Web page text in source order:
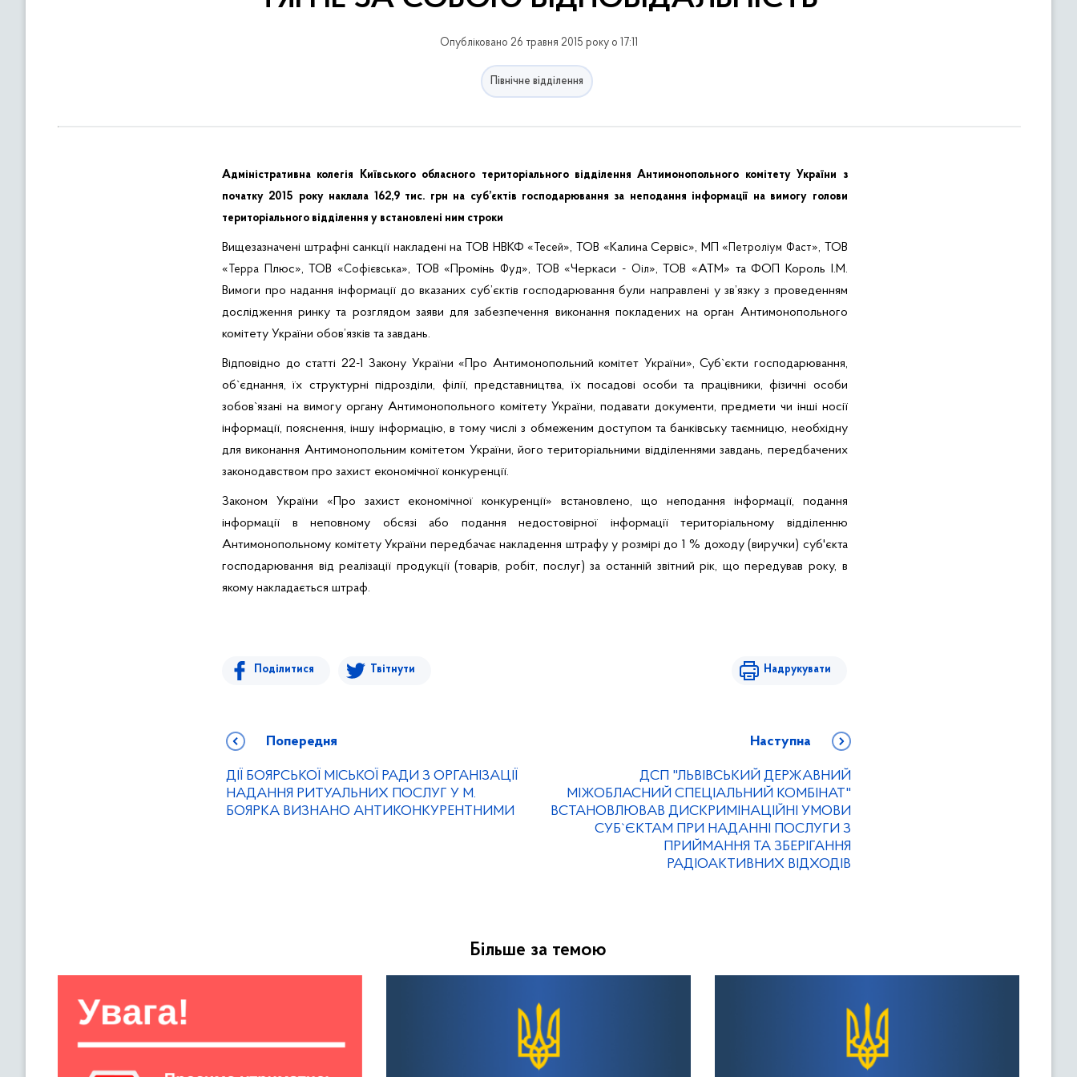
Опубліковано 26 травня 2015 року о 17:11
Північне відділення
Адміністративна колегія Київського обласного територіального відділення Антимонопольного комітету України з
початку 2015 року наклала 162,9 тис. грн на суб’єктів господарювання за неподання інформації на вимогу голови
територіального відділення у встановлені ним строки
Вищезазначені штрафні санкції накладені на ТОВ НВКФ « Тесей», ТОВ «Калина Сервіс», МП «Петроліум Фаст», ТОВ
« Терра Плюс», ТОВ «Софієвська», ТОВ «ПроміньФуд», ТОВ «Черкаси - Оіл», ТОВ «АТМ» та ФОП Король І.М.
Вимоги про надання інформації до вказаних суб’єктів господарювання були направлені у зв’язку з проведенням
дослідження ринку та розглядом заяви для забезпечення виконання покладених на орган Антимонопольного
комітету України обов’язків та завдань.
Відповідно до статті 22-1 Закону України «Про Антимонопольний комітет України», Суб`єкти господарювання,
об`єднання, їх структурні підрозділи, філії, представництва, їх посадові особи та працівники, фізичні особи
зобов`язані на вимогу органу Антимонопольного комітету України, подавати документи, предмети чи інші носії
інформації, пояснення, іншу інформацію, в тому числі з обмеженим доступом та банківську таємницю, необхідну
для виконання Антимонопольним комітетом України, його територіальними відділеннями завдань, передбачених
законодавством про захист економічної конкуренції.
Законом України «Про захист економічної конкуренції» встановлено, що неподання інформації, подання
інформації в неповному обсязі або подання недостовірної інформації територіальному відділенню
Антимонопольному комітету України передбачає накладення штрафу у розмірі до 1 % доходу (виручки) суб'єкта
господарювання від реалізації продукції (товарів, робіт, послуг) за останній звітний рік, що передував року, в
якому накладається штраф.
Поділитися Твітнути Надрукувати
Попередня
ДІЇ БОЯРСЬКОЇ МІСЬКОЇ РАДИ З ОРГАНІЗАЦІЇ
НАДАННЯ РИТУАЛЬНИХ ПОСЛУГ У М.
БОЯРКА ВИЗНАНО АНТИКОНКУРЕНТНИМИ
Наступна
ДСП "ЛЬВІВСЬКИЙ ДЕРЖАВНИЙ
МІЖОБЛАСНИЙ СПЕЦІАЛЬНИЙ КОМБІНАТ"
ВСТАНОВЛЮВАВ ДИСКРИМІНАЦІЙНІ УМОВИ
СУБ`ЄКТАМ ПРИ НАДАННІ ПОСЛУГИ З
ПРИЙМАННЯ ТА ЗБЕРІГАННЯ
РАДІОАКТИВНИХ ВІДХОДІВ
Більше за темою